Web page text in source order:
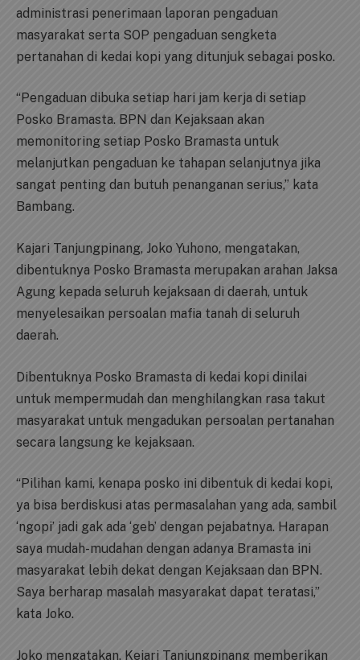
administrasi penerimaan laporan pengaduan
masyarakat serta SOP pengaduan sengketa
pertanahan di kedai kopi yang ditunjuk sebagai posko.
“Pengaduan dibuka setiap hari jam kerja di setiap
Posko Bramasta. BPN dan Kejaksaan akan
memonitoring setiap Posko Bramasta untuk
melanjutkan pengaduan ke tahapan selanjutnya jika
sangat penting dan butuh penanganan serius,” kata
Bambang.
Kajari Tanjungpinang, Joko Yuhono, mengatakan,
dibentuknya Posko Bramasta merupakan arahan Jaksa
Agung kepada seluruh kejaksaan di daerah, untuk
menyelesaikan persoalan mafia tanah di seluruh
daerah.
Dibentuknya Posko Bramasta di kedai kopi dinilai
untuk mempermudah dan menghilangkan rasa takut
masyarakat untuk mengadukan persoalan pertanahan
secara langsung ke kejaksaan.
“Pilihan kami, kenapa posko ini dibentuk di kedai kopi,
ya bisa berdiskusi atas permasalahan yang ada, sambil
‘ngopi’ jadi gak ada ‘geb’ dengan pejabatnya. Harapan
saya mudah-mudahan dengan adanya Bramasta ini
masyarakat lebih dekat dengan Kejaksaan dan BPN.
Saya berharap masalah masyarakat dapat teratasi,”
kata Joko.
Joko mengatakan, Kejari Tanjungpinang memberikan